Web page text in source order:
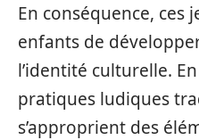
En conséquence, ces
enfants de
l’identité culturelle.
pratiques ludiques
s’approprient des